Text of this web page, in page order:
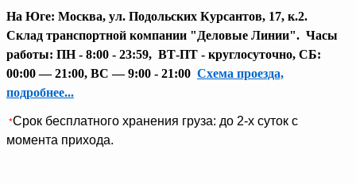
На Юге: Москва, ул. Подольских Курсантов, 17, к.2.
Склад транспортной компании "Деловые Линии". Часы
работы: ПН - 8:00 - 23:59, ВТ-ПТ - круглосуточно, СБ:
00:00 — 21:00, ВС — 9:00 - 21:00 Схема проезда,
подробнее...
*Срок бесплатного хранения груза: до 2-х суток с
момента прихода.